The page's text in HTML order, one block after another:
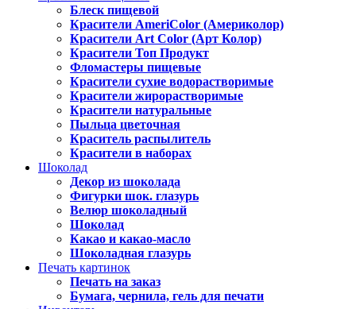
Блеск пищевой
Красители AmeriColor (Америколор)
Красители Art Color (Арт Колор)
Красители Топ Продукт
Фломастеры пищевые
Красители сухие водорастворимые
Красители жирорастворимые
Красители натуральные
Пыльца цветочная
Краситель распылитель
Красители в наборах
Шоколад
Декор из шоколада
Фигурки шок. глазурь
Велюр шоколадный
Шоколад
Какао и какао-масло
Шоколадная глазурь
Печать картинок
Печать на заказ
Бумага, чернила, гель для печати